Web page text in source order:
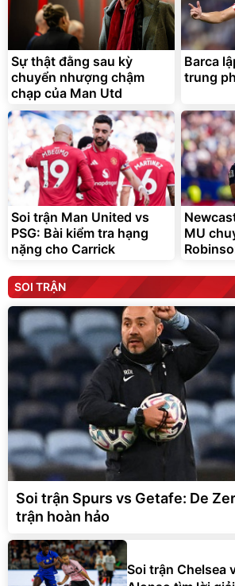
Sự thật đằng sau kỳ
chuyển nhượng chậm
chạp của Man Utd
Barca
trung
Soi trận Man United vs
PSG: Bài kiểm tra hạng
nặng cho Carrick
MU
SOI TRẬN
Soi trận Spurs vs Getafe: De
trận hoàn hảo
Soi trận Chelsea